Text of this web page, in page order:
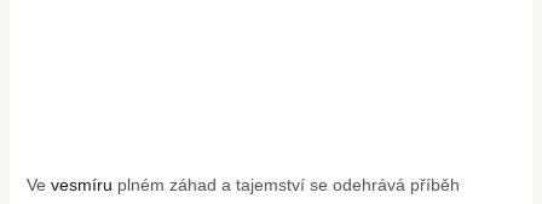
Ve vesmíru plném záhad a tajemství se odehrává příběh